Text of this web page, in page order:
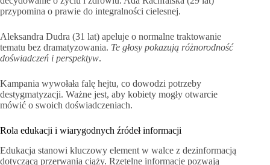
przypomina o prawie do integralności cielesnej.
Aleksandra Dudra (31 lat) apeluje o normalne traktowanie
tematu bez dramatyzowania. Te głosy pokazują różnorodność
doświadczeń i perspektyw.
Kampania wywołała falę hejtu, co dowodzi potrzeby
destygmatyzacji. Ważne jest, aby kobiety mogły otwarcie
mówić o swoich doświadczeniach.
Rola edukacji i wiarygodnych źródeł informacji
Edukacja stanowi kluczowy element w walce z dezinformacją
dotyczącą przerwania ciąży. Rzetelne informacje pozwają